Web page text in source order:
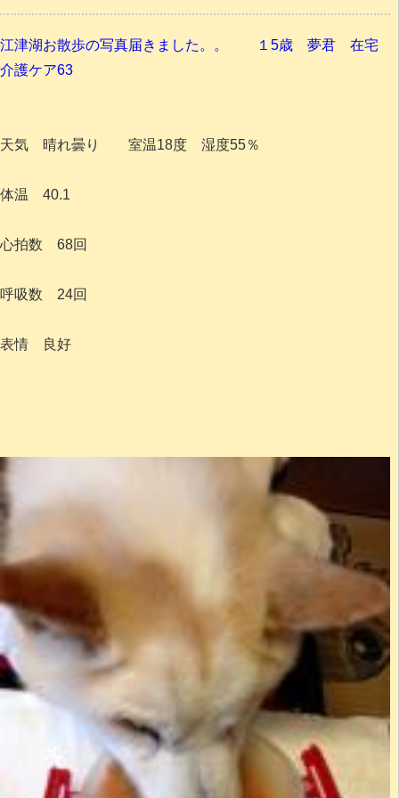
江津湖お散歩の写真届きました。。 １5歳 夢君 在宅
介護ケア63
天気 晴れ曇り 室温18度 湿度55％
体温 40.1
心拍数 68回
呼吸数 24回
表情 良好